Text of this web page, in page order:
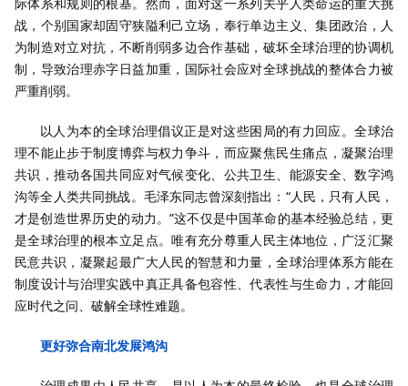
战，个别国家却固守狭隘利己立场，奉行单边主义、集团政治，人
为制造对立对抗，不断削弱多边合作基础，破坏全球治理的协调机
制，导致治理赤字日益加重，国际社会应对全球挑战的整体合力被
严重削弱。
以人为本的全球治理倡议正是对这些困局的有力回应。全球治
理不能止步于制度博弈与权力争斗，而应聚焦民生痛点，凝聚治理
共识，推动各国共同应对气候变化、公共卫生、能源安全、数字鸿
沟等全人类共同挑战。毛泽东同志曾深刻指出：“人民，只有人民，
才是创造世界历史的动力。”这不仅是中国革命的基本经验总结，更
是全球治理的根本立足点。唯有充分尊重人民主体地位，广泛汇聚
民意共识，凝聚起最广大人民的智慧和力量，全球治理体系方能在
制度设计与治理实践中真正具备包容性、代表性与生命力，才能回
应时代之问、破解全球性难题。
更好弥合南北发展鸿沟